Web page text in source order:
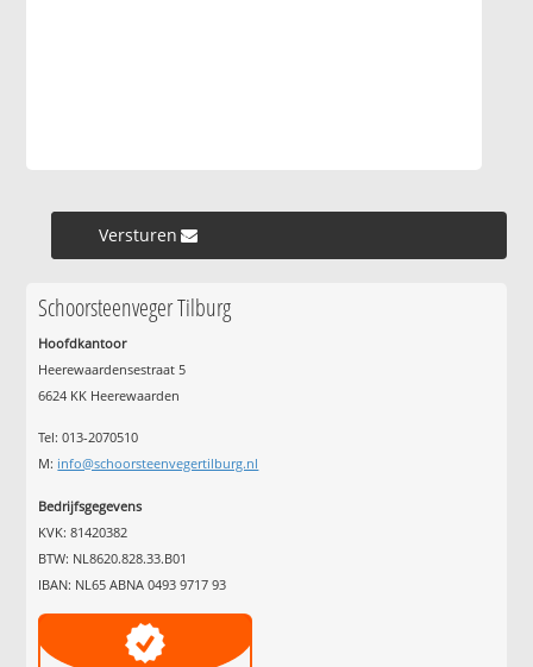
Versturen »
Schoorsteenveger Tilburg
Hoofdkantoor
Heerewaardensestraat 5
6624 KK Heerewaarden
Tel: 013-2070510
M: info@schoorsteenvegertilburg.nl
Bedrijfsgegevens
KVK: 81420382
BTW: NL8620.828.33.B01
IBAN: NL65 ABNA 0493 9717 93